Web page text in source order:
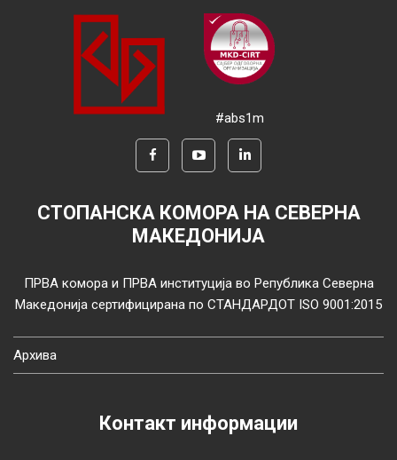
#abs1m
СТОПАНСКА КОМОРА НА СЕВЕРНА
МАКЕДОНИЈА
ПРВА комора и ПРВА институција во Република Северна
Македонија сертифицирана по СТАНДАРДОТ ISO 9001:2015
Архива
Контакт информации